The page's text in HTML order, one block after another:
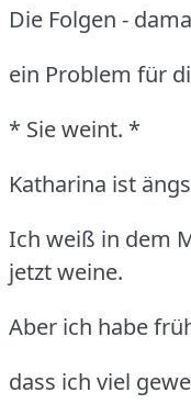
Die Folgen -
ein Problem für
* Sie weint. *
Katharina ist
Ich weiß in dem
jetzt weine.
Aber ich habe
dass ich viel